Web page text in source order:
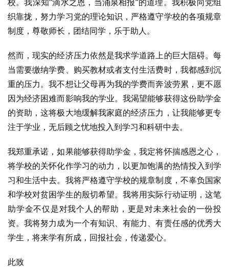
校。我深知“滴水之恩，当涌泉相报”的道理。我积极向党组
织靠拢，努力学习党的理论知识，严格遵守学校的各项规章
制度，尊敬师长，团结同学，乐于助人。
然而，现实的经济压力依然是我求学道路上的巨大阻碍。每
当需要缴纳学费、购买教材或者支付生活费时，我都感到沉
重的压力。我不想让父母再为我的学费而奔波劳累，更不愿
因为经济困难而影响我的学业。我渴望能够获得这份助学金
的资助，这将极大地缓解我家庭的经济压力，让我能够更专
注于学业，无后顾之忧地投入到学习和科研中去。
我郑重承诺，如果能够获得助学金，我定将怀揣感恩之心，
将学校的关怀化作学习的动力，以更加饱满的热情投入到学
习和生活中去。我将严格遵守学校的规章制度，不辜负国家
和学校对贫困学生的殷切希望。我将用实际行动证明，这笔
助学金不仅是对我个人的帮助，更是对未来社会的一份投
资。我将努力成为一个有知识、有能力、有责任感的优秀大
学生，将来学有所成，回报社会，传递爱心。
此致